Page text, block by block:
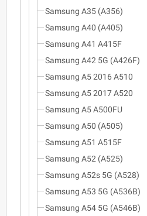
Samsung A35 (A356)
Samsung A40 (A405)
Samsung A41 A415F
Samsung A42 5G (A426F)
Samsung A5 2016 A510
Samsung A5 2017 A520
Samsung A5 A500FU
Samsung A50 (A505)
Samsung A51 A515F
Samsung A52 (A525)
Samsung A52s 5G (A528)
Samsung A53 5G (A536B)
Samsung A54 5G (A546B)